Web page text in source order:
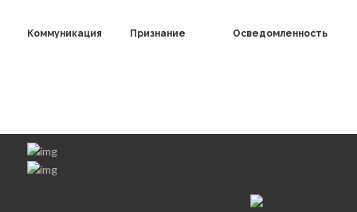
Коммуникация Признание Осведомленность